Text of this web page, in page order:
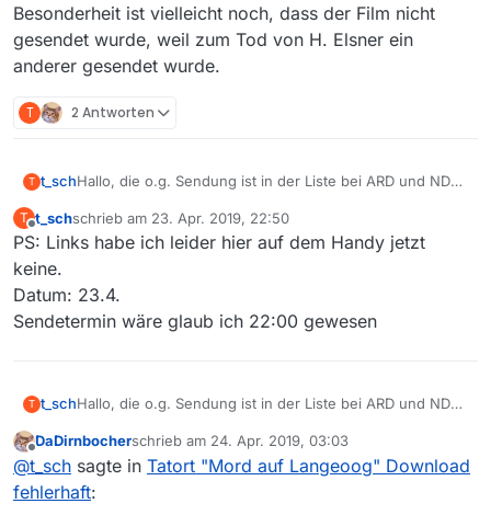
Besonderheit ist vielleicht noch, dass der Film nicht
gesendet wurde, weil zum Tod von H. Elsner ein
anderer gesendet wurde.
T 2 Antworten
T t_schHallo, die o.g. Sendung ist in der Liste bei ARD und NDR
Qualität fehl.
In der Mediathek spielt der Film ab.
gesendet wurde, weil zum Tod von H. Elsner ein anderer
gesendet wurde.
T
Offline
t_schschrieb am 23. Apr. 2019, 22:50
zuletzt editiert von
PS: Links habe ich leider hier auf dem Handy jetzt
keine.
Datum: 23.4.
Sendetermin wäre glaub ich 22:00 gewesen
T t_schHallo, die o.g. Sendung ist in der Liste bei ARD und NDR
Qualität fehl.
In der Mediathek spielt der Film ab.
Besonderheit ist vielleicht noch, dass der Film nicht
Offline
DaDirnbocherschrieb am 24. Apr. 2019, 03:03
zuletzt editiert von
@t_sch sagte in Tatort "Mord auf Langeoog" Download
fehlerhaft: